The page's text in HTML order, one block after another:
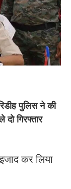
पुलिस ने की
गिरफ्तार
कर लिया